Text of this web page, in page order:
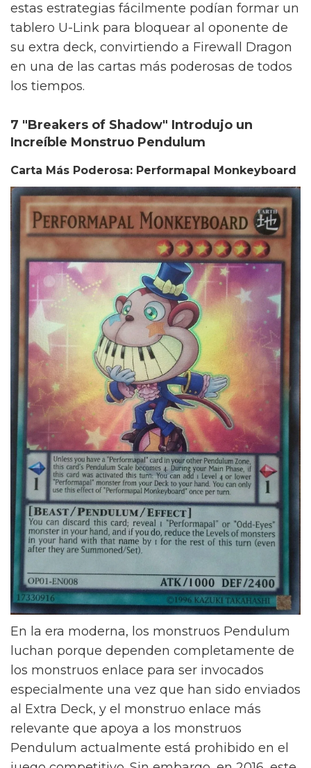
estas estrategias fácilmente podían formar un
tablero U-Link para bloquear al oponente de
su extra deck, convirtiendo a Firewall Dragon
en una de las cartas más poderosas de todos
los tiempos.
7 "Breakers of Shadow" Introdujo un
Increíble Monstruo Pendulum
Carta Más Poderosa: Performapal Monkeyboard
En la era moderna, los monstruos Pendulum
luchan porque dependen completamente de
los monstruos enlace para ser invocados
especialmente una vez que han sido enviados
al Extra Deck, y el monstruo enlace más
relevante que apoya a los monstruos
Pendulum actualmente está prohibido en el